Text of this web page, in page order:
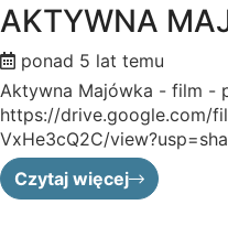
AKTYWNA
ponad 5 lat temu
Aktywna Majówka - film -
https://drive.google.com/
VxHe3cQ2C/
Czytaj więcej